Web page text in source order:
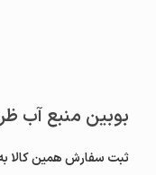
بوبین منبع آب
ثبت سفارش همین کالا